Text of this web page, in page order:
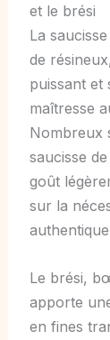
et le brési
La
de
puissant et
maîtresse
Nombreux
saucisse
goût
sur la
Le brési,
apporte
en fines